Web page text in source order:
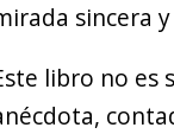
sincera
libro no es